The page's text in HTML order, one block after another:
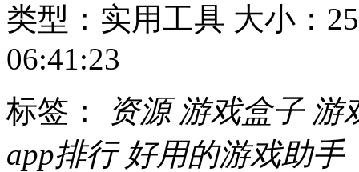
类型：实用工具 大小：
06:41:23
标签：
资源 游戏盒子 游
app排行 好用的游戏助手